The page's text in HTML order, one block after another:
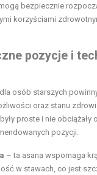
bezpiecznie
korzyściami
pozycje i
osób starszych
oraz stanu
proste i nie obciążały
pozycji:
– ta asana wspomaga
w stawach, co jest